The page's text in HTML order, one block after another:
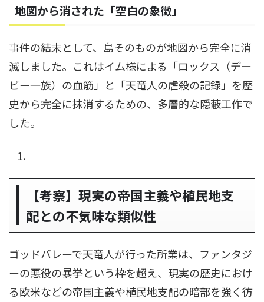
地図から消された「空白の象徴」
事件の結末として、島そのものが地図から完全に消
滅しました。これはイム様による「ロックス（デー
ビー一族）の血筋」と「天竜人の虐殺の記録」を歴
史から完全に抹消するための、多層的な隠蔽工作で
した。
【考察】現実の帝国主義や植民地支
配との不気味な類似性
ゴッドバレーで天竜人が行った所業は、ファンタジ
ーの悪役の暴挙という枠を超え、現実の歴史におけ
る欧米などの帝国主義や植民地支配の暗部を強く彷